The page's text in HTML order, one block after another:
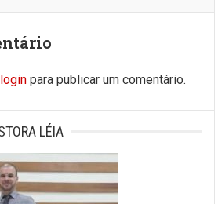
login para publicar um comentário.
LÉIA